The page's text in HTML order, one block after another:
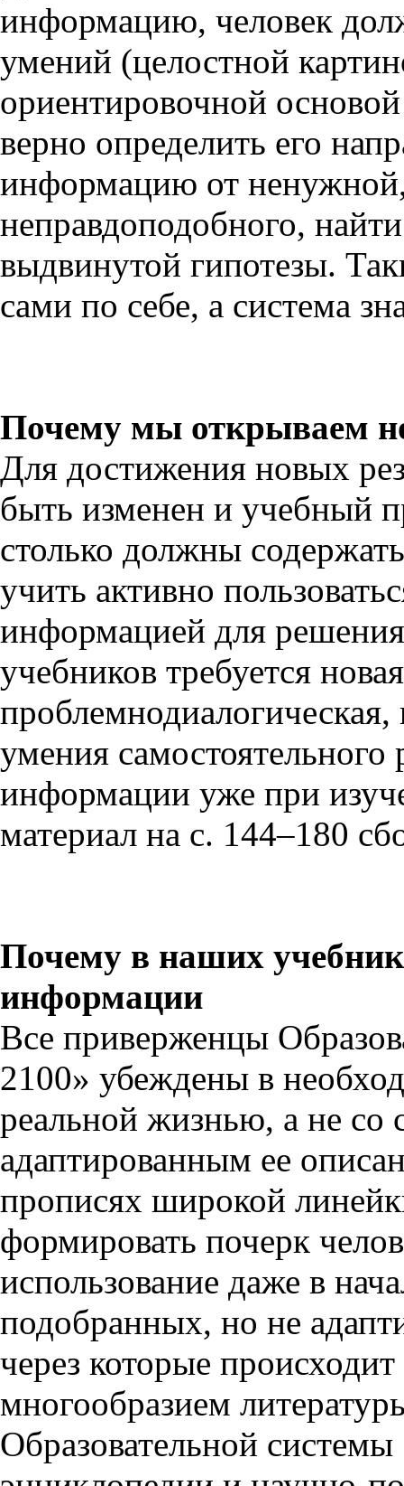
информацию, человек
умений (целостной
ориентировочной
верно определить его
информацию от
неправдоподобного,
выдвинутой гипотезы.
сами по себе, а система
Почему мы открываем
Для достижения новых
быть изменен и учебный
столько должны
учить активно
информацией для
учебников требуется
проблемнодиалогическая,
умения
информации уже при
материал на с. 144–180
Почему в наших
информации
Все приверженцы
2100» убеждены в
реальной жизнью, а не со
адаптированным ее
прописях широкой
формировать почерк
использование даже в
подобранных, но не
через которые
многообразием
Образовательной